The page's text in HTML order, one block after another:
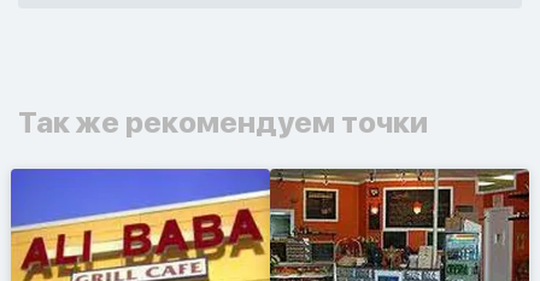
Так же рекомендуем точки